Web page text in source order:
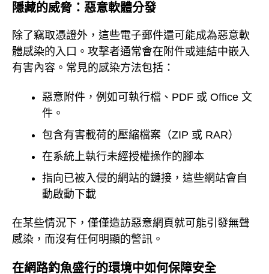
隱藏的威脅：惡意軟體分發
除了竊取憑證外，這些電子郵件還可能成為惡意軟
體感染的入口。攻擊者通常會在附件或連結中嵌入
有害內容。常見的感染方法包括：
惡意附件，例如可執行檔、PDF 或 Office 文
件。
包含有害載荷的壓縮檔案（ZIP 或 RAR）
在系統上執行未經授權操作的腳本
指向已被入侵的網站的鏈接，這些網站會自
動啟動下載
在某些情況下，僅僅造訪惡意網頁就可能引發無聲
感染，而沒有任何明顯的警訊。
在網路釣魚盛行的環境中如何保障安全